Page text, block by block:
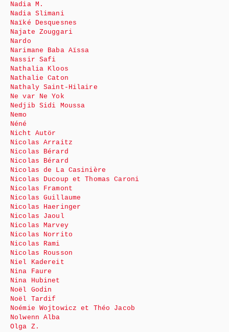
Nadia M.
Nadia Slimani
Naïké Desquesnes
Najate Zouggari
Nardo
Narimane Baba Aïssa
Nassir Safi
Nathalia Kloos
Nathalie Caton
Nathaly Saint-Hilaire
Ne var Ne Yok
Nedjib Sidi Moussa
Nemo
Néné
Nicht Autör
Nicolas Arraitz
Nicolas Bérard
Nicolas Bérard
Nicolas de La Casinière
Nicolas Ducoup et Thomas Caroni
Nicolas Framont
Nicolas Guillaume
Nicolas Haeringer
Nicolas Jaoul
Nicolas Marvey
Nicolas Norrito
Nicolas Rami
Nicolas Rousson
Niel Kadereit
Nina Faure
Nina Hubinet
Noël Godin
Noël Tardif
Noémie Wojtowicz et Théo Jacob
Nolwenn Alba
Olga Z.